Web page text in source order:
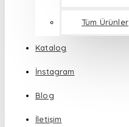
Tüm Ürünler
Katalog
İnstagram
Blog
İletişim